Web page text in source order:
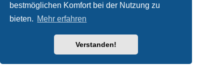
bestmöglichen Komfort bei der Nutzung zu
bieten. Mehr erfahren
Verstanden!